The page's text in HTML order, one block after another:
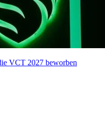
VCT 2027 beworben